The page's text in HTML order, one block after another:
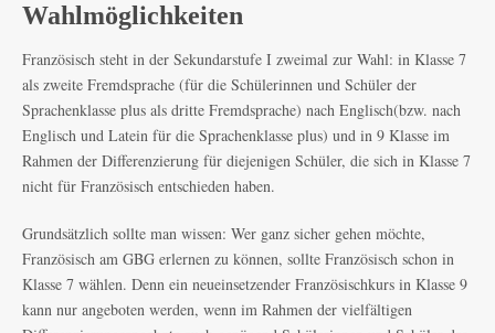
Wahlmöglichkeiten
Französisch steht in der Sekundarstufe I zweimal zur Wahl: in Klasse 7
als zweite Fremdsprache (für die Schülerinnen und Schüler der
Sprachenklasse plus als dritte Fremdsprache) nach Englisch(bzw. nach
Englisch und Latein für die Sprachenklasse plus) und in 9 Klasse im
Rahmen der Differenzierung für diejenigen Schüler, die sich in Klasse 7
nicht für Französisch entschieden haben.
Grundsätzlich sollte man wissen: Wer ganz sicher gehen möchte,
Französisch am GBG erlernen zu können, sollte Französisch schon in
Klasse 7 wählen. Denn ein neueinsetzender Französischkurs in Klasse 9
kann nur angeboten werden, wenn im Rahmen der vielfältigen